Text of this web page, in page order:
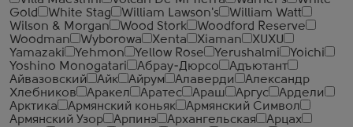
Gold
White Stag William Lawson's
William Watt
Wilson & Morgan
Wood Stork
Woodford Reserve
Woodman
Wyborowa Xenta Xiaman
XUXU
Yamazaki
Yehmon Yellow Rose Yerushalmi
Yoichi
Yoshino Monogatari
Абрау-Дюрсо
Адъютант
Айвазовский
Айк Айрум Алаверди
Александр
Хлебников
Аракел Аратес Араш Аргус
Ардели
Арктика
Армянский коньяк
Армянский Символ
Армянский Узор
Арпинэ Архангельская
Арцах